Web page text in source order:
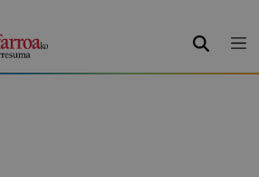
BUSCAR